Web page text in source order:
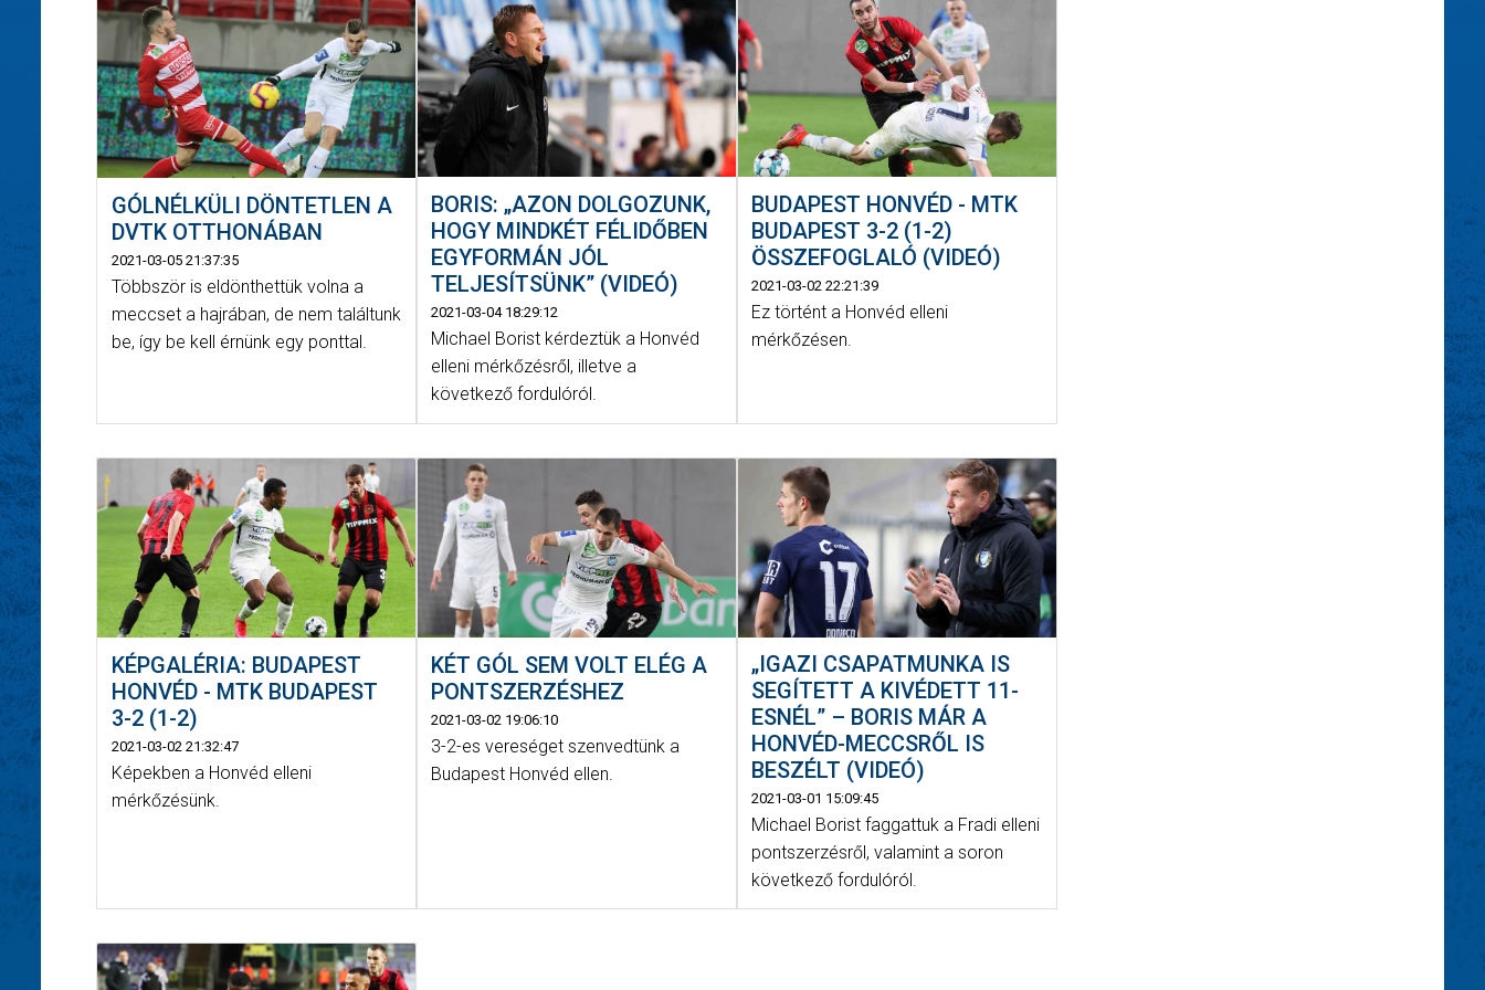
GÓLNÉLKÜLI DÖNTETLEN A
DVTK OTTHONÁBAN
2021-03-05 21:37:35
Többször is eldönthettük volna a
meccset a hajrában, de nem találtunk
be, így be kell érnünk egy ponttal.
BORIS: „AZON DOLGOZUNK,
HOGY MINDKÉT FÉLIDŐBEN
EGYFORMÁN JÓL
TELJESÍTSÜNK” (VIDEÓ)
2021-03-04 18:29:12
Michael Borist kérdeztük a Honvéd
elleni mérkőzésről, illetve a
következő fordulóról.
BUDAPEST HONVÉD - MTK
BUDAPEST 3-2 (1-2)
ÖSSZEFOGLALÓ (VIDEÓ)
2021-03-02 22:21:39
Ez történt a Honvéd elleni
mérkőzésen.
KÉPGALÉRIA: BUDAPEST
HONVÉD - MTK BUDAPEST
3-2 (1-2)
2021-03-02 21:32:47
Képekben a Honvéd elleni
mérkőzésünk.
KÉT GÓL SEM VOLT ELÉG A
PONTSZERZÉSHEZ
2021-03-02 19:06:10
3-2-es vereséget szenvedtünk a
Budapest Honvéd ellen.
„IGAZI CSAPATMUNKA IS
SEGÍTETT A KIVÉDETT 11-
ESNÉL” – BORIS MÁR A
HONVÉD-MECCSRŐL IS
BESZÉLT (VIDEÓ)
2021-03-01 15:09:45
Michael Borist faggattuk a Fradi elleni
pontszerzésről, valamint a soron
következő fordulóról.